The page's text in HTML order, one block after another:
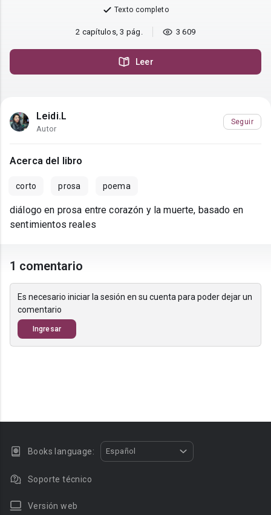
Texto completo
2 capítulos, 3 pág. 3 609
Leer
Leidi.L
Autor
Seguir
Acerca del libro
corto prosa poema
diálogo en prosa entre corazón y la muerte, basado en
sentimientos reales
1 comentario
Es necesario iniciar la sesión en su cuenta para poder dejar un
comentario
Ingresar
Books language: Español
Soporte técnico
Versión web